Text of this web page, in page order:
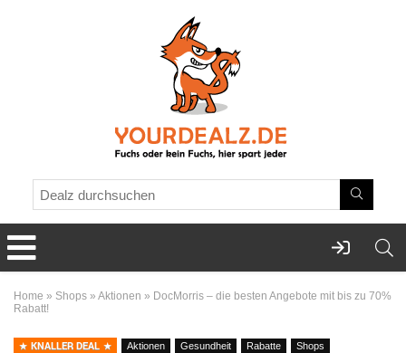
Home » Shops » Aktionen » DocMorris – die besten Angebote mit bis zu 70%
Rabatt!
KNALLER DEAL Aktionen Gesundheit Rabatte Shops